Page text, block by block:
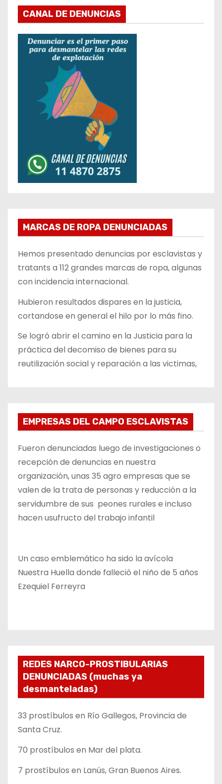
CANAL DE DENUNCIAS
MARCAS DE ROPA DENUNCIADAS
Hemos presentado denuncias por esclavistas y
tratants a 112 grandes marcas de ropa, algunas
con incidencia internacional.
Hubieron resultados dispares en la justicia,
cortandose en general el hilo por lo más fino.
Se logró abrir el camino en la Justicia para la
práctica del decomiso de bienes para su
reutilización social y reparación a las victimas,
EMPRESAS DEL CAMPO ESCLAVISTAS
Fueron denunciadas luego de investigaciones o
recepción de denuncias en nuestra
organización, unas 35 agro empresas que se
valen de la trata de personas y reducción a la
servidumbre de sus peones rurales e incluso
hacen usufructo del trabajo infantil
Un caso emblemático ha sido la avícola
Nuestra Huella donde falleció el niño de 5 años
Ezequiel Ferreyra
REDES NARCO-PROSTIBULARIAS
DENUNCIADAS (muchas ya
desmanteladas)
33 prostíbulos en Río Gallegos, Provincia de
Santa Cruz.
70 prostíbulos en Mar del plata.
7 prostíbulos en Lanús, Gran Buenos Aires.